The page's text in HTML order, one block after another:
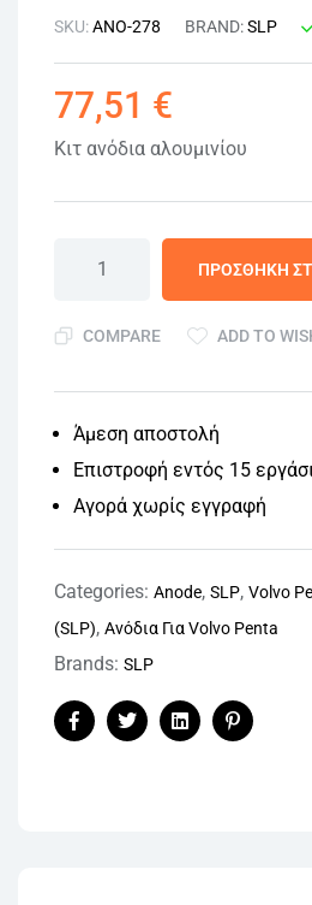
SKU:ANO-278 BRAND:SLP
77,51 €
Κιτ ανόδια αλουμινίου
ΠΡΟΣΘΉΚΗ
COMPARE ADD TO
Άμεση αποστολή
Επιστροφή εντός 15
Αγορά χωρίς εγγραφή
Categories: Anode, SLP, Volvo
(SLP), Ανόδια Για Volvo Penta
Brands: SLP
FacebookTwitterLinkedinPinterest